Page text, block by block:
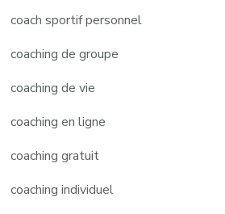
coach sportif personnel
coaching de groupe
coaching de vie
coaching en ligne
coaching gratuit
coaching individuel